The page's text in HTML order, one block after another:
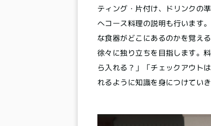
ティング・片付け、ドリンクの
へコース料理の説明も行います
な食器がどこにあるのかを覚え
徐々に独り立ちを目指します。
ら入れる？」「チェックアウト
れるように知識を身につけていき